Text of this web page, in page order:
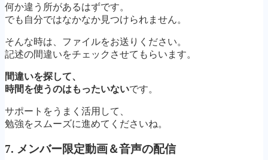
何か違う所があるはずです。
でも自分ではなかなか見つけられません。
そんな時は、ファイルをお送りください。
記述の間違いをチェックさせてもらいます。
間違いを探して、
時間を使うのはもったいないです。
サポートをうまく活用して、
勉強をスムーズに進めてくださいね。
7. メンバー限定動画＆音声の配信